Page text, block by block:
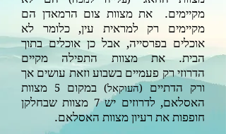
מקיימים. את מצוות צום הרמאדן הם
מקיימים רק למראית עין, כלומר לא
אוכלים בפרסייה, אבל כן אוכלים בתוך
הבית. את מצוות התפילה מקיים
הדרוזי רק פעמיים בשבוע וזאת עושים אך
ורק הדתיים
(העוקאל) במקום 5
מצוות
האסלאם, לדרוזים יש7 מצוות שבחלקן
חופפות את רעיון מצוות האסלאם.